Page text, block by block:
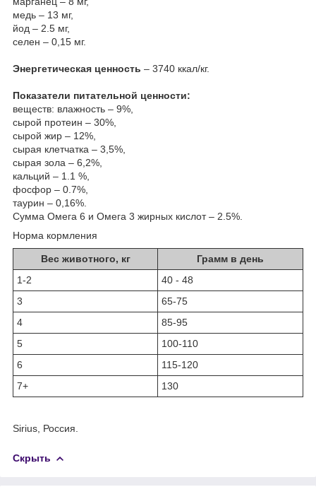
медь – 13 мг,
йод – 2.5 мг,
селен – 0,15 мг.
Энергетическая ценность – 3740 ккал/кг.
Показатели питательной ценности:
веществ: влажность – 9%,
сырой протеин – 30%,
сырой жир – 12%,
сырая клетчатка – 3,5%,
сырая зола – 6,2%,
кальций – 1.1 %,
фосфор – 0.7%,
таурин – 0,16%.
Сумма Омега 6 и Омега 3 жирных кислот – 2.5%.
Норма кормления
Вес животного, кг
Грамм в день
1-2
40 - 48
3
65-75
4
85-95
5
100-110
6
115-120
7+
130
Sirius, Россия.
Скрыть